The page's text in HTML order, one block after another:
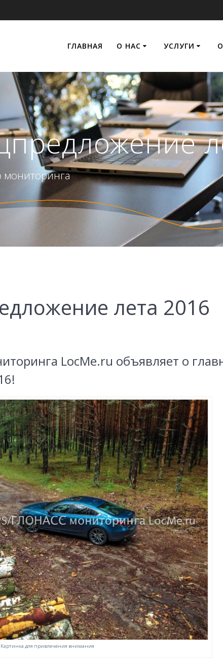
ГЛАВНАЯ О НАС УСЛУГИ
мониторинга
лета 2016
LocMe.ru объявляет о
Картинка для привлечения внимания